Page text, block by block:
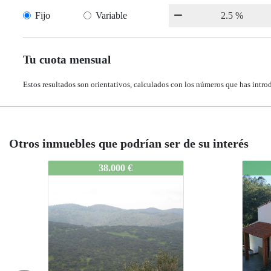
Fijo Variable
Tu cuota mensual
Estos resultados son orientativos, calculados con los números que has
Otros inmuebles que podrían ser de su interés
1235-9999884.999 €
1235-9999884.999 €